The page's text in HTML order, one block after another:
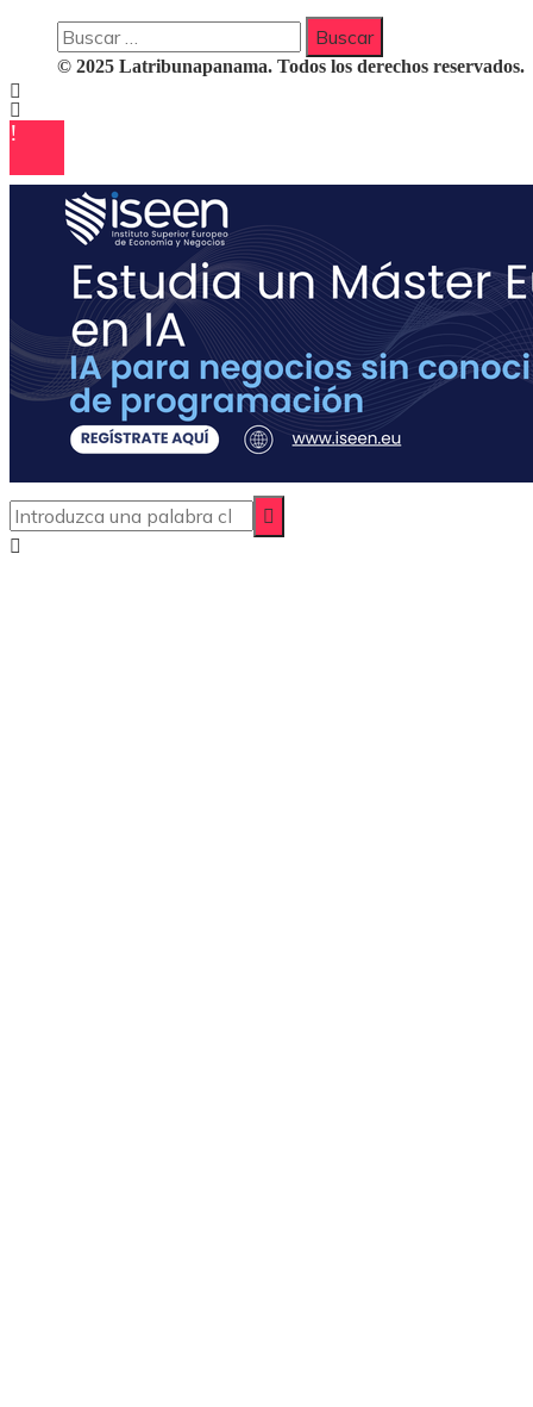
Buscar:
© 2025 Latribunapanama. Todos los derechos reservados.